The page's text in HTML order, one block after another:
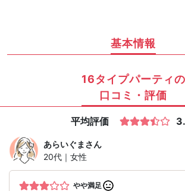
基本情報
16タイプパーティの
口コミ・評価
平均評価
あらいぐま さん
20代｜女性
やや満足